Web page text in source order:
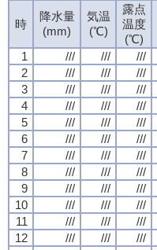
時
降水量
(mm)
気温
(℃)
露点
温度
(℃)
1
/// /// ///
2
/// /// ///
3
/// /// ///
4
/// /// ///
5
/// /// ///
6
/// /// ///
7
/// /// ///
8
/// /// ///
9
/// /// ///
10
/// /// ///
11
/// /// ///
12
/// /// ///
時
降水量
(mm)
気温
(℃)
露点
温度
(℃)
1
/// /// ///
2
/// /// ///
3
/// /// ///
4
/// /// ///
5
/// /// ///
6
/// /// ///
7
/// /// ///
8
/// /// ///
9
/// /// ///
10
/// /// ///
11
/// /// ///
12
/// /// ///
時
降水量
(mm)
気温
(℃)
露点
温度
(℃)
1
/// /// ///
2
/// /// ///
3
/// /// ///
4
/// /// ///
5
/// /// ///
6
/// /// ///
7
/// /// ///
8
/// /// ///
9
/// /// ///
10
/// /// ///
11
/// /// ///
12
/// /// ///
時
降水量
(mm)
気温
(℃)
露点
温度
(℃)
1
/// /// ///
2
/// /// ///
3
/// /// ///
4
/// /// ///
5
/// /// ///
6
/// /// ///
7
/// /// ///
8
/// /// ///
9
/// /// ///
10
/// /// ///
11
/// /// ///
12
/// /// ///